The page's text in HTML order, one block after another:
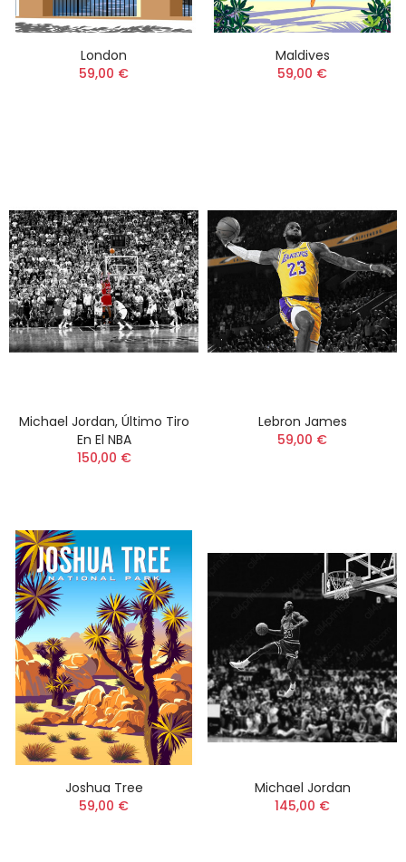
London
59,00 €
Maldives
59,00 €
Michael Jordan, Último Tiro
En El NBA
150,00 €
Lebron James
59,00 €
Joshua Tree
59,00 €
Michael Jordan
145,00 €